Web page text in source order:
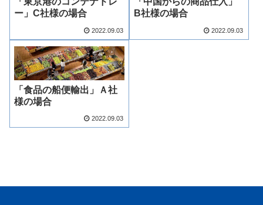
ー」C社様の場合
2022.09.03
B社様の場合
2022.09.03
「食品の船便輸出」Ａ社
様の場合
2022.09.03